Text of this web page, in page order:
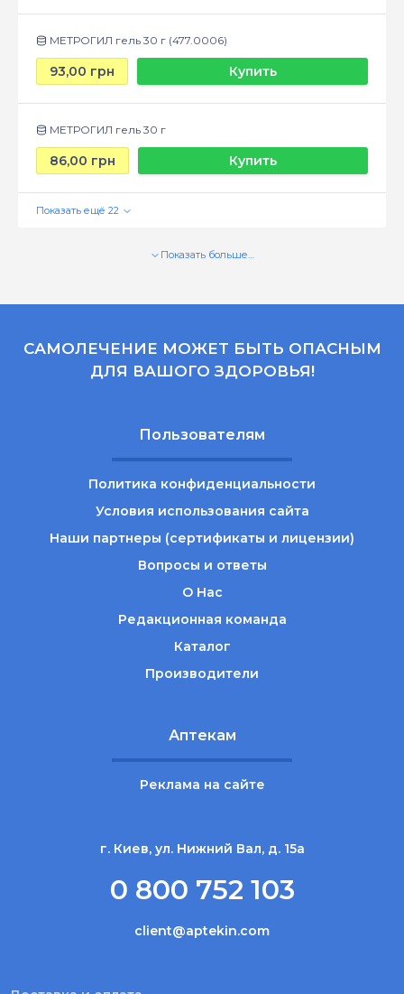
МЕТРОГИЛ гель 30 г (477.0006)
93,00 грн Купить
МЕТРОГИЛ гель 30 г
86,00 грн Купить
Показать больше…
САМОЛЕЧЕНИЕ МОЖЕТ БЫТЬ ОПАСНЫМ
ДЛЯ ВАШОГО ЗДОРОВЬЯ!
Пользователям
Политика конфиденциальности
Условия использования сайта
Наши партнеры (сертификаты и лицензии)
Вопросы и ответы
О Нас
Редакционная команда
Каталог
Производители
Аптекам
Реклама на сайте
г. Киев, ул. Нижний Вал, д. 15а
0 800 752 103
client@aptekin.com